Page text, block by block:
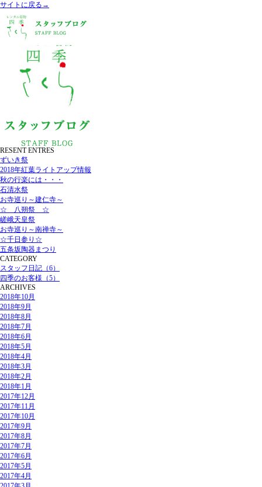
サイトに戻る→
RESENT ENTRES
ずいき祭
2018年紅葉ライトアップ情報
秋の行楽には・・・
石清水祭
お寺巡り～建仁寺～
☆ 八朔祭 ☆
嵯峨天皇祭
お寺巡り～南禅寺～
☆千日参り☆
五条坂陶器まつり
CATEGORY
スタッフ日記（6）
四季のお客様（5）
ARCHIVES
2018年10月
2018年9月
2018年8月
2018年7月
2018年6月
2018年5月
2018年4月
2018年3月
2018年2月
2018年1月
2017年12月
2017年11月
2017年10月
2017年9月
2017年8月
2017年7月
2017年6月
2017年5月
2017年4月